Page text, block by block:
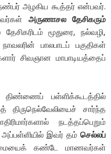
அழகிய கூத்தர் என்பவர்.
அருணாசல தேசிகரும்
மூதுரை, நல்வழி,
பாலபாடப் பகுதிகள்
சிவஞான மாபாடியத்தைப்
திண்ணைப் பள்ளிக்கூடத்தில்
சார்ந்த
நடத்தப்பெறும்
அப்பள்ளியில் இவர் தம் செல்லப்
கண்டே மாணவர்கள்